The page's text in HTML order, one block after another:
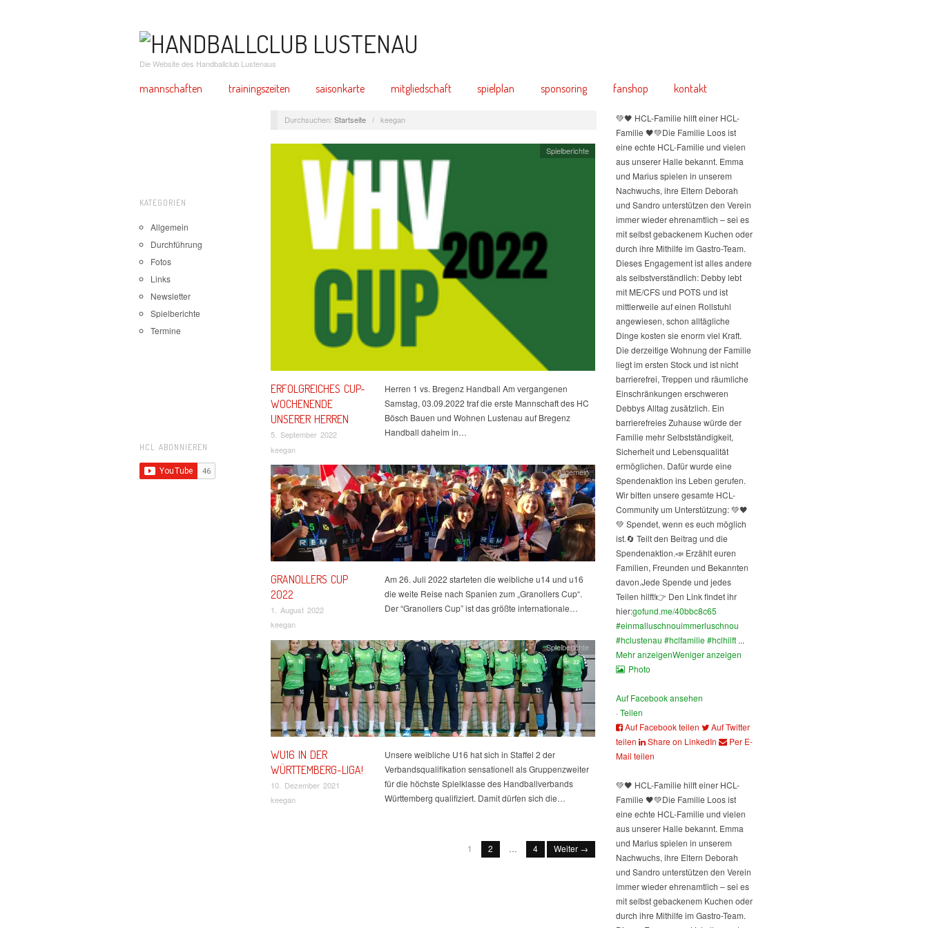
Die Website des Handballclub Lustenaus
mannschaften trainingszeiten saisonkarte mitgliedschaft spielplan sponsoring fanshop kontakt
KATEGORIEN
Allgemein
Durchführung
Fotos
Links
Newsletter
Spielberichte
Termine
HCL ABONNIEREN
Durchsuchen: Startseite / keegan
ERFOLGREICHES CUP-
WOCHENENDE
UNSERER HERREN
5. September 2022
keegan
Spielberichte
Herren 1 vs. Bregenz Handball Am vergangenen
Samstag, 03.09.2022 traf die erste Mannschaft des HC
Bösch Bauen und Wohnen Lustenau auf Bregenz
Handball daheim in…
GRANOLLERS CUP
2022
1. August 2022
keegan
Allgemein
Am 26. Juli 2022 starteten die weibliche u14 und u16
die weite Reise nach Spanien zum „Granollers Cup“.
Der “Granollers Cup” ist das größte internationale…
WU16 IN DER
WÜRTTEMBERG-LIGA!
10. Dezember 2021
keegan
Spielberichte
Unsere weibliche U16 hat sich in Staffel 2 der
Verbandsqualifikation sensationell als Gruppenzweiter
für die höchste Spielklasse des Handballverbands
Württemberg qualifiziert. Damit dürfen sich die…
1 2 … 4 Weiter →
💚🖤 HCL-Familie hilft einer HCL-
Familie 🖤💚Die Familie Loos ist
eine echte HCL-Familie und vielen
aus unserer Halle bekannt. Emma
und Marius spielen in unserem
Nachwuchs, ihre Eltern Deborah
und Sandro unterstützen den Verein
immer wieder ehrenamtlich – sei es
mit selbst gebackenem Kuchen oder
durch ihre Mithilfe im Gastro-Team.
Dieses Engagement ist alles andere
als selbstverständlich: Debby lebt
mit ME/CFS und POTS und ist
mittlerweile auf einen Rollstuhl
angewiesen, schon alltägliche
Dinge kosten sie enorm viel Kraft.
Die derzeitige Wohnung der Familie
liegt im ersten Stock und ist nicht
barrierefrei, Treppen und räumliche
Einschränkungen erschweren
Debbys Alltag zusätzlich. Ein
barrierefreies Zuhause würde der
Familie mehr Selbstständigkeit,
Sicherheit und Lebensqualität
ermöglichen. Dafür wurde eine
Spendenaktion ins Leben gerufen.
Wir bitten unsere gesamte HCL-
Community um Unterstützung: 💚🖤
💚 Spendet, wenn es euch möglich
ist.🔄 Teilt den Beitrag und die
Spendenaktion.📣 Erzählt euren
Familien, Freunden und Bekannten
davon.Jede Spende und jedes
Teilen hilft!👉 Den Link findet ihr
hier:gofund.me/40bbc8c65
#einmalluschnouimmerluschnou
#hclustenau #hclfamilie#hclhilft ...
Mehr anzeigenWeniger anzeigen
Photo
Auf Facebook ansehen
·Teilen
Auf Facebook teilen
Auf Twitter
teilen
Share on LinkedIn
Per E-
Mail teilen
💚🖤 HCL-Familie hilft einer HCL-
Familie 🖤💚Die Familie Loos ist
eine echte HCL-Familie und vielen
aus unserer Halle bekannt. Emma
und Marius spielen in unserem
Nachwuchs, ihre Eltern Deborah
und Sandro unterstützen den Verein
immer wieder ehrenamtlich – sei es
mit selbst gebackenem Kuchen oder
durch ihre Mithilfe im Gastro-Team.